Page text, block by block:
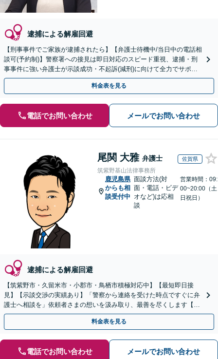
逮捕による解雇回避
【刑事事件でご家族が逮捕されたら】【弁護士待機中/当日中の電話相
談可(予約制)】警察署への接見は即日対応のスピード重視、逮捕・刑
事事件に強い弁護士が示談成功・不起訴(減刑)に向けて全力でサポー
トします。【加害者側の相談専門】
料金表を見る
電話でお問い合わせ メールでお問い合わせ
尾関 大雅 弁護士 佐賀県
筑紫野基山法律事務所
鹿児島県
からも相
談受付中
面談方法(対
面・電話・ビデ
オなど)は応相
談
営業時間：09:
00~20:00（土
日祝日）
逮捕による解雇回避
【筑紫野市・久留米市・小郡市・鳥栖市積極対応中】【最短即日接
見】【示談交渉の実績あり】「警察から連絡を受けた時点ですぐに弁
護士へ相談を」依頼者さまの想いを汲み取り、最善を尽くします【守
秘義務厳守】【土日祝・夜間相談可】
料金表を見る
電話でお問い合わせ メールでお問い合わせ